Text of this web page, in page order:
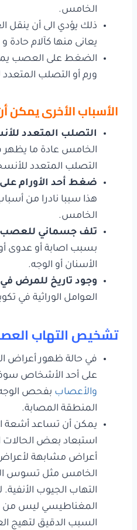
الخامس.
ذلك يؤدي الى أن ينقل
يعانى منها كآلام حادة
الضغط على العصب
ورم أو التصلب
الأسباب الأخرى يمكن
التصلب المتعدد
الخامس عادة ما يظهر
التصلب المتعدد
ضغط أحد الأورام
هذا سببا نادرا من
الخامس.
تلف جسماني للعصب
بسبب اصابة أو عدوى
الأسنان أو الوجه.
وجود تاريخ للمرض في
العوامل الوراثية في
تشخيص التهاب
في حالة ظهور أعراض
على أحد الأشخاص
والأعصاب بفحص
المنطقة المصابة.
يمكن أن تساعد أشعة
استبعاد بعض الحالات
أعراض مشابهة
الخامس مثل تسوس
التهاب الجيوب
المغناطيسي ليس من
السبب الدقيق لتهيج